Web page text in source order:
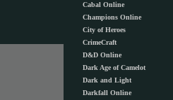
Cabal Online
Champions Online
City of Heroes
CrimeCraft
D&D Online
Dark Age of Camelot
Dark and Light
Darkfall Online